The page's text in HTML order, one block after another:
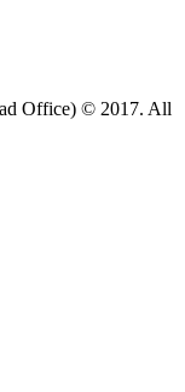
Office) © 2017. All